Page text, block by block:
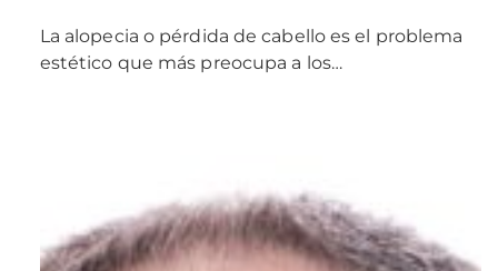
La alopecia o pérdida de cabello es el problema
estético que más preocupa a los…